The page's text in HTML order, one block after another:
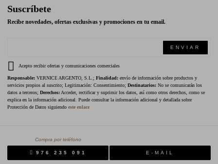
Suscríbete
Recibe novedades, ofertas exclusivas y promociones en tu email.
ENVIAR
Acepto recibir ofertas y comunicaciones comerciales
Responsable: VERNICE ARGENTO, S.L.; Finalidad: envío de información sobre productos y
servicios propios al suscrito; Legitimación: Consentimiento; Destinatarios: No se comunicarán los
datos a terceros; Derechos: Acceder, rectificar y suprimir los datos, así como otros derechos, como se
explica en la información adicional. Puede consultar la información adicional y detallada sobre
Protección de Datos siguiendo este enlace
Compra por teléfono
976 235 091 E-MAIL